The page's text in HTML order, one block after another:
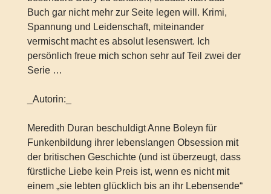
Buch gar nicht mehr zur Seite legen will. Krimi,
Spannung und Leidenschaft, miteinander
vermischt macht es absolut lesenswert. Ich
persönlich freue mich schon sehr auf Teil zwei der
Serie …
_Autorin:_
Meredith Duran beschuldigt Anne Boleyn für
Funkenbildung ihrer lebenslangen Obsession mit
der britischen Geschichte (und ist überzeugt, dass
fürstliche Liebe kein Preis ist, wenn es nicht mit
einem „sie lebten glücklich bis an ihr Lebensende“